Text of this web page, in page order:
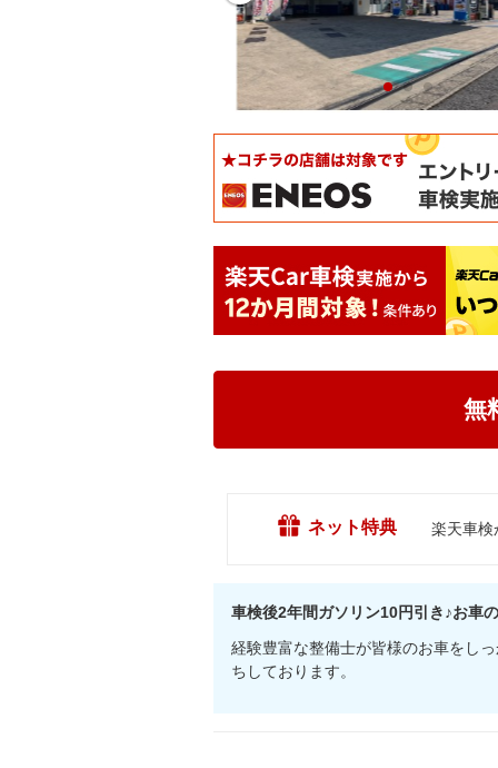
無
ネット特典 楽天車検
車検後2年間ガソリン10円引き♪お車
経験豊富な整備士が皆様のお車をし
ちしております。